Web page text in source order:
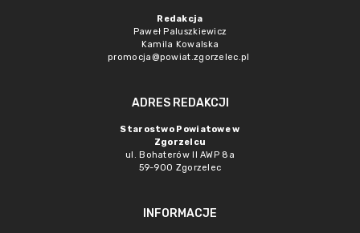
Redakcja
Paweł Paluszkiewicz
Kamila Kowalska
promocja@powiat.zgorzelec.pl
ADRES REDAKCJI
Starostwo Powiatowe w
Zgorzelcu
ul. Bohaterów II AWP 8a
59-900 Zgorzelec
INFORMACJE